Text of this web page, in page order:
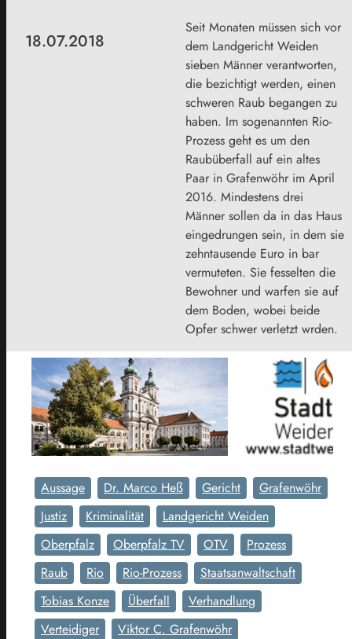
18.07.2018
Seit Monaten müssen sich vor
dem Landgericht Weiden
sieben Männer verantworten,
die bezichtigt werden, einen
schweren Raub begangen zu
haben. Im sogenannten Rio-
Prozess geht es um den
Raubüberfall auf ein altes
Paar in Grafenwöhr im April
2016. Mindestens drei
Männer sollen da in das Haus
eingedrungen sein, in dem sie
zehntausende Euro in bar
vermuteten. Sie fesselten die
Bewohner und warfen sie auf
dem Boden, wobei beide
Opfer schwer verletzt wrden.
Aussage Dr. Marco Heß Gericht
Grafenwöhr
Justiz
Kriminalität
Landgericht Weiden
Oberpfalz
Oberpfalz TV OTV
Prozess
Raub
Rio Rio-Prozess
Staatsanwaltschaft
Tobias Konze
Überfall
Verhandlung
Verteidiger
Viktor C. Grafenwöhr